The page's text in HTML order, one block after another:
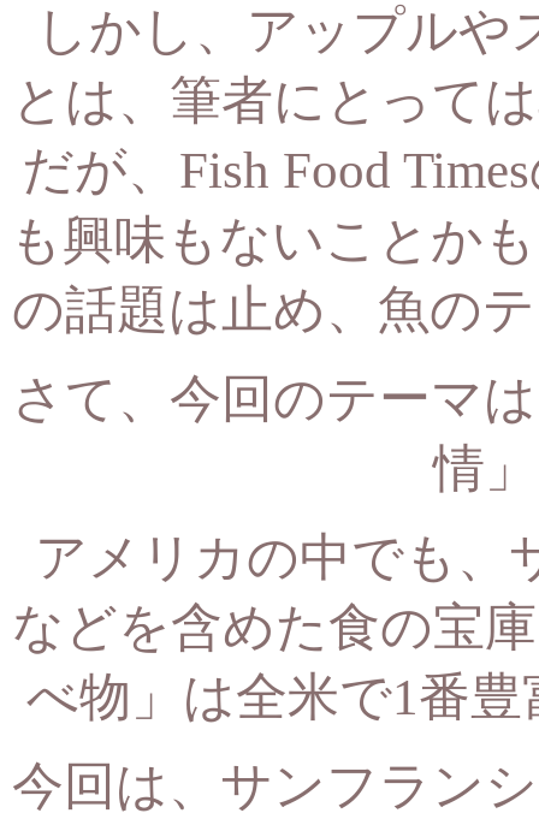
しかし、アップルや
とは、 筆者にとって
だが、 Fish Food
も興味もないことか
の話題は止め、魚の
さて、今回のテーマ
情
アメリカの中でも、
などを含めた食の宝
べ物」は全米で1番
今回は、サンフラン